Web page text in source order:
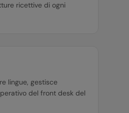
ricettive di ogni
lingue, gestisce
del front desk del